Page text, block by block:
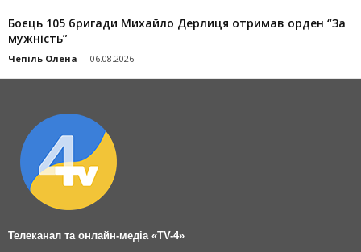
Боєць 105 бригади Михайло Дерлиця отримав орден “За
мужність”
Чепіль Олена - 06.08.2026
Телеканал та онлайн-медіа «TV-4»